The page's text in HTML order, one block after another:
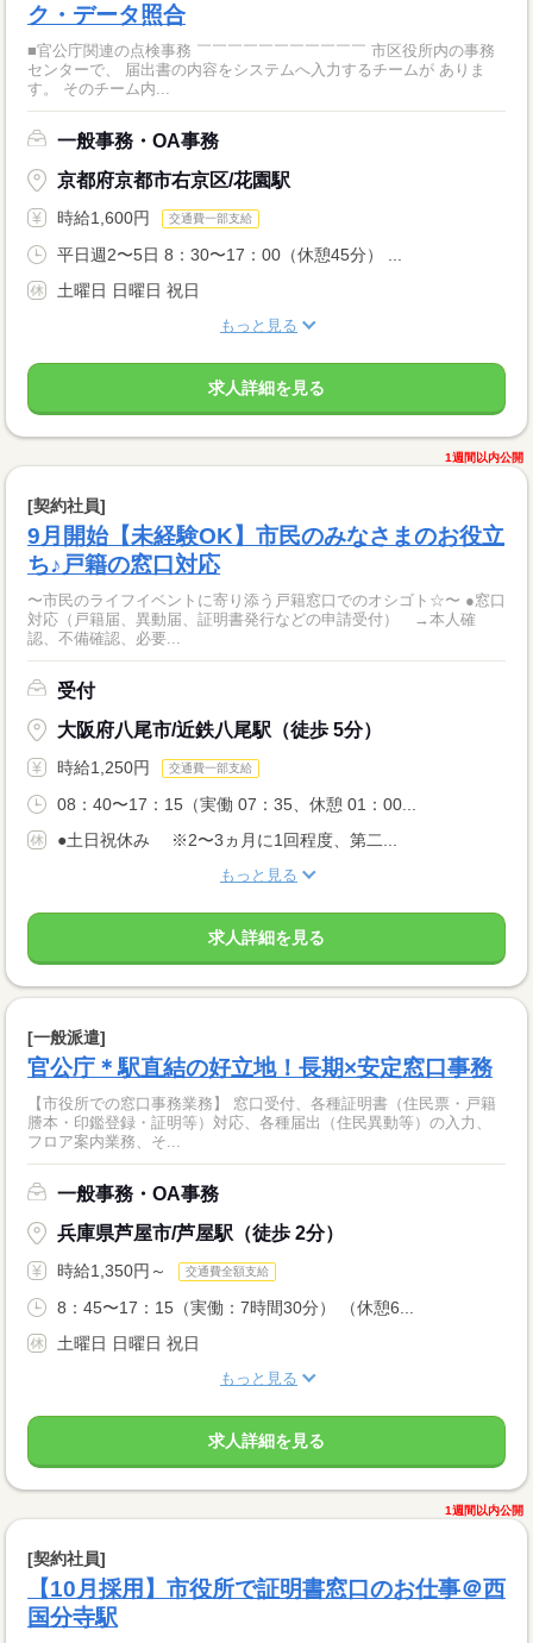
ク・データ照合
■官公庁関連の点検事務 ￣￣￣￣￣￣￣￣￣￣￣ 市区役所内の事務
センターで、 届出書の内容をシステムへ入力するチームが ありま
す。 そのチーム内...
一般事務・OA事務
京都府京都市右京区/花園駅
時給1,600円 交通費一部支給
平日週2〜5日 8：30〜17：00（休憩45分） ...
土曜日 日曜日 祝日
もっと見る
求人詳細を見る
1週間以内公開
[契約社員]
9月開始【未経験OK】市民のみなさまのお役立
ち♪戸籍の窓口対応
〜市民のライフイベントに寄り添う戸籍窓口でのオシゴト☆〜 ●窓口
対応（戸籍届、異動届、証明書発行などの申請受付） →本人確
認、不備確認、必要...
受付
大阪府八尾市/近鉄八尾駅（徒歩 5分）
時給1,250円 交通費一部支給
08：40〜17：15（実働 07：35、休憩 01：00...
●土日祝休み ※2〜3ヵ月に1回程度、第二...
もっと見る
求人詳細を見る
[一般派遣]
官公庁＊駅直結の好立地！長期×安定窓口事務
【市役所での窓口事務業務】 窓口受付、各種証明書（住民票・戸籍
謄本・印鑑登録・証明等）対応、各種届出（住民異動等）の入力、
フロア案内業務、そ...
一般事務・OA事務
兵庫県芦屋市/芦屋駅（徒歩 2分）
時給1,350円～ 交通費全額支給
8：45〜17：15（実働：7時間30分） （休憩6...
土曜日 日曜日 祝日
もっと見る
求人詳細を見る
1週間以内公開
[契約社員]
【10月採用】市役所で証明書窓口のお仕事＠西
国分寺駅